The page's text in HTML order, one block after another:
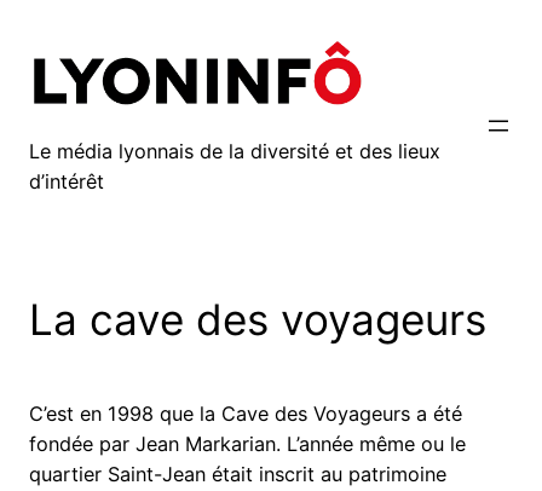
contenu
Le média lyonnais de la diversité et des lieux
d’intérêt
La cave des voyageurs
C’est en 1998 que la Cave des Voyageurs a été
fondée par Jean Markarian. L’année même ou le
quartier Saint-Jean était inscrit au patrimoine